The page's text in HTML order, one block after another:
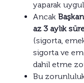
yaparak
Ancak
az 3 aylık
(sigorta,
sigorta ve
dahil etme
Bu